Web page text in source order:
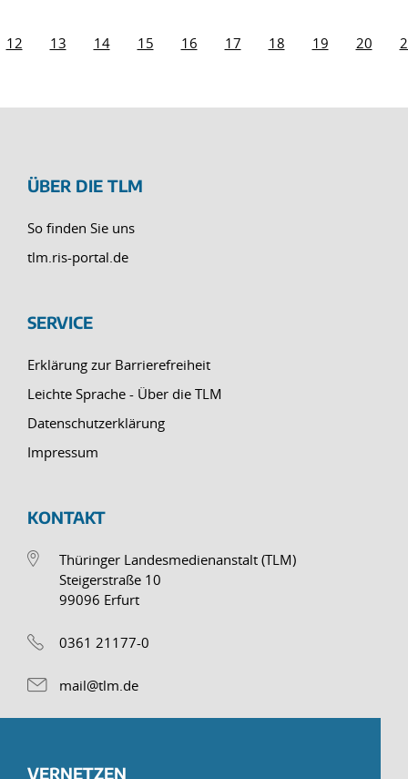
12 13 14 15 16 17 18 19 20
ÜBER DIE TLM
So finden Sie uns
tlm.ris-portal.de
SERVICE
Erklärung zur Barrierefreiheit
Leichte Sprache - Über die TLM
Datenschutzerklärung
Impressum
KONTAKT
Thüringer Landesmedienanstalt (TLM)
Steigerstraße 10
99096 Erfurt
0361 21177-0
mail@tlm.de
VERNETZEN